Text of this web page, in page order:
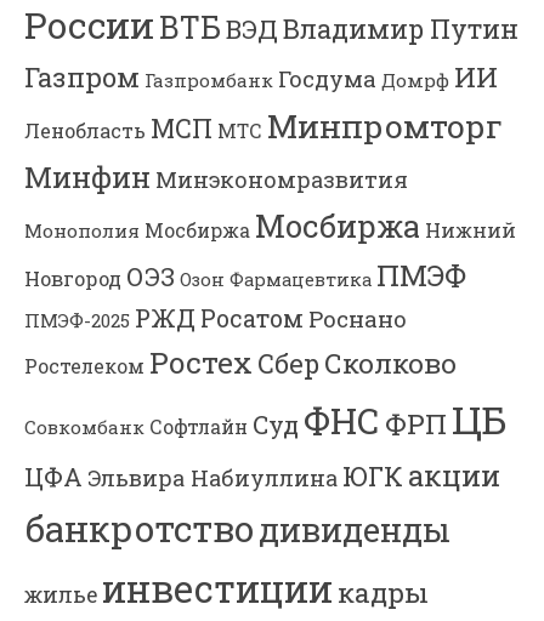
РоссииВТБВЭДВладимир Путин
Газпром Газпромбанк Госдума Домрф ИИ
Ленобласть МСП МТС Минпромторг
Минфин Минэкономразвития
Монополия Мосбиржа Мосбиржа Нижний
Новгород ОЭЗ Озон Фармацевтика ПМЭФ
ПМЭФ-2025 РЖД Росатом Роснано
Ростелеком Ростех Сбер Сколково
Совкомбанк Софтлайн Суд ФНС ФРП ЦБ
ЦФА Эльвира Набиуллина ЮГК акции
банкротстводивиденды
жилье инвестиции кадры